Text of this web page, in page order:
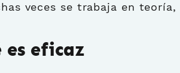
veces se trabaja en
es eficaz